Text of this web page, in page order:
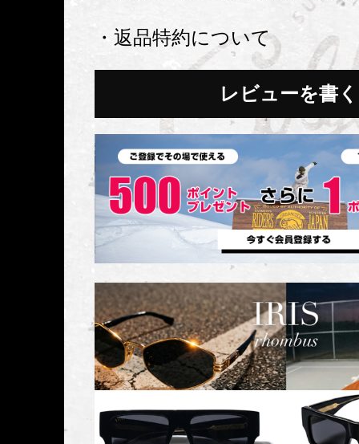
・返品特約について
レビューを書く